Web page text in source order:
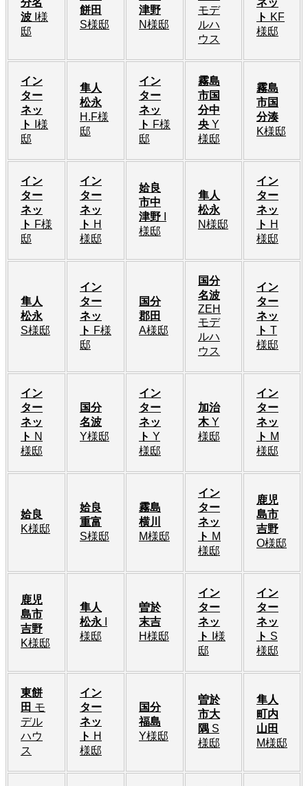
分名
波 I様
邸
餅田
S様邸
津野
N様邸
モデ
ルハ
ウス
ネッ
ト KF
様邸
イン
ター
ネッ
ト
I様
邸
隼人
松永
H.F様
邸
イン
ター
ネッ
ト F様
邸
霧島
市国
分中
央 Y
様邸
霧島
市国
分湊
K様邸
イン
ター
ネッ
ト F様
邸
イン
ター
ネッ
ト H
様邸
姶良
市中
津野
様邸
隼人
松永
N様邸
イン
ター
ネッ
ト H
様邸
隼人
松永
S様邸
イン
ター
ネッ
ト F様
邸
国分
郡田
A様邸
国分
名波
ZEH
モデ
ルハ
ウス
イン
ター
ネッ
ト T
様邸
イン
ター
ネッ
ト N
様邸
国分
名波
Y様邸
イン
ター
ネッ
ト Y
様邸
加治
木Y
様邸
イン
ター
ネッ
ト M
様邸
姶良
K様邸
姶良
重富
S様邸
霧島
横川
M様邸
イン
ター
ネッ
ト M
様邸
鹿児
島市
吉野
O様邸
鹿児
島市
吉野
K様邸
隼人
松永
様邸
曽於
末吉
H様邸
イン
ター
ネッ
ト
I様
邸
イン
ター
ネッ
ト S
様邸
東餅
田 モ
デル
ハウ
ス
イン
ター
ネッ
ト H
様邸
国分
福島
Y様邸
曽於
市大
隅 S
様邸
隼人
町内
山田
M様邸